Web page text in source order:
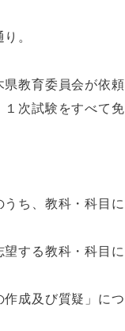
。
教育委員会が依
次試験をすべて
ち、教科・科目
する教科・科目
成及び質疑」に